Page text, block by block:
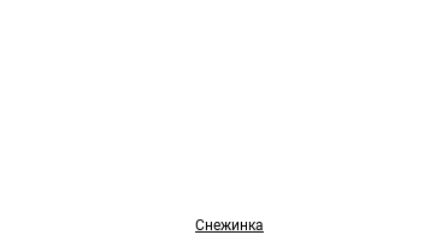
Снежинка